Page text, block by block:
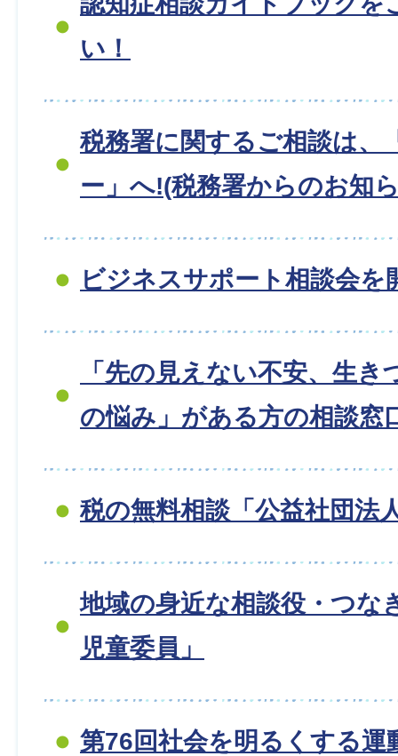
い！
税務署に関するご相談は、
ー」へ!(税務署からのお知
ビジネスサポート相談会を
「先の見えない不安、生
の悩み」がある方の相談窓
税の無料相談「公益社団法
地域の身近な相談役・つな
児童委員」
第76回社会を明るくする運